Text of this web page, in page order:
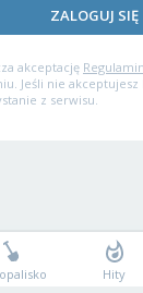
ZALOGUJ SIĘ
akceptację
Jeśli nie akceptujesz
z serwisu.
Hity